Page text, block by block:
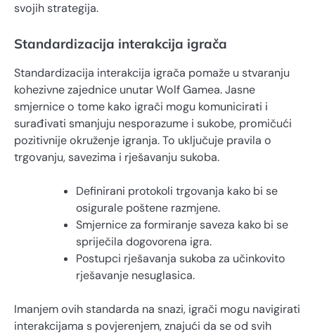
svojih strategija.
Standardizacija interakcija igrača
Standardizacija interakcija igrača pomaže u stvaranju
kohezivne zajednice unutar Wolf Gamea. Jasne
smjernice o tome kako igrači mogu komunicirati i
surađivati smanjuju nesporazume i sukobe, promičući
pozitivnije okruženje igranja. To uključuje pravila o
trgovanju, savezima i rješavanju sukoba.
Definirani protokoli trgovanja kako bi se
osigurale poštene razmjene.
Smjernice za formiranje saveza kako bi se
spriječila dogovorena igra.
Postupci rješavanja sukoba za učinkovito
rješavanje nesuglasica.
Imanjem ovih standarda na snazi, igrači mogu navigirati
interakcijama s povjerenjem, znajući da se od svih